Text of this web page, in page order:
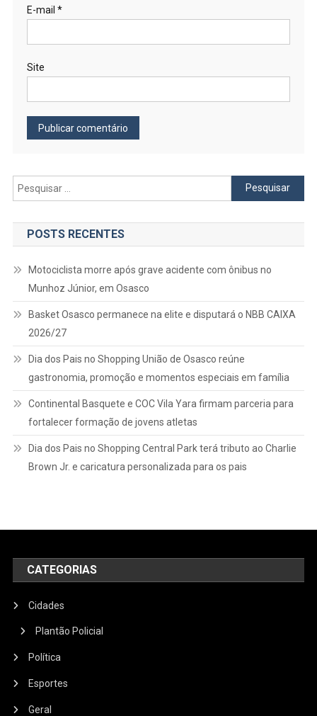
E-mail *
Site
Pesquisar
por:
POSTS RECENTES
Motociclista morre após grave acidente com ônibus no
Munhoz Júnior, em Osasco
Basket Osasco permanece na elite e disputará o NBB CAIXA
2026/27
Dia dos Pais no Shopping União de Osasco reúne
gastronomia, promoção e momentos especiais em família
Continental Basquete e COC Vila Yara firmam parceria para
fortalecer formação de jovens atletas
Dia dos Pais no Shopping Central Park terá tributo ao Charlie
Brown Jr. e caricatura personalizada para os pais
CATEGORIAS
Cidades
Plantão Policial
Política
Esportes
Geral